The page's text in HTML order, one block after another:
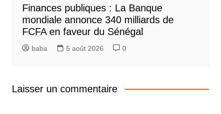
Finances publiques : La Banque
mondiale annonce 340 milliards de
FCFA en faveur du Sénégal
baba 5 août 2026 0
Laisser un commentaire